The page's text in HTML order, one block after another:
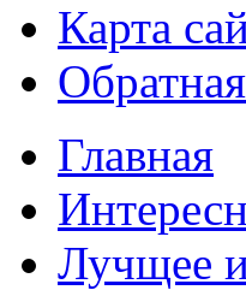
Карта
Главная
Лучщее